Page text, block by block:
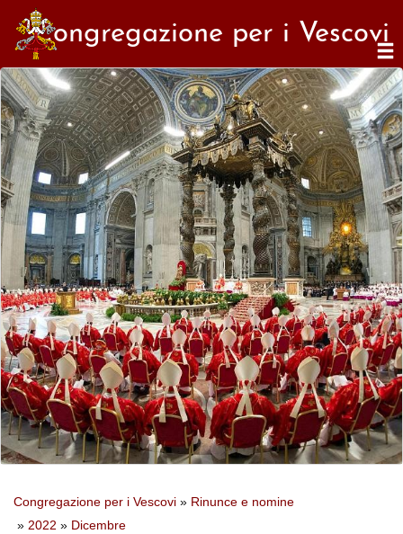
Congregazione per i Vescovi
Congregazione per i Vescovi » Rinunce e nomine
» 2022 » Dicembre